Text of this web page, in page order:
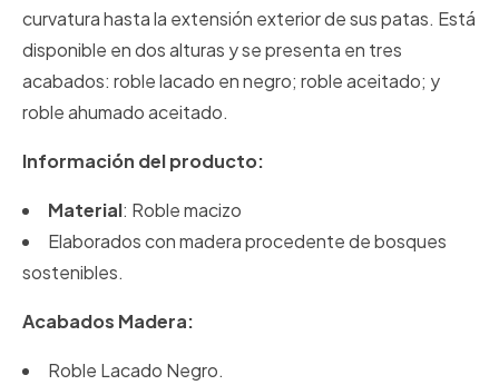
curvatura hasta la extensión exterior de sus patas. Está
disponible en dos alturas y se presenta en tres
acabados: roble lacado en negro; roble aceitado; y
roble ahumado aceitado.
Información del producto:
Material: Roble macizo
Elaborados con madera procedente de bosques
sostenibles.
Acabados Madera:
Roble Lacado Negro.